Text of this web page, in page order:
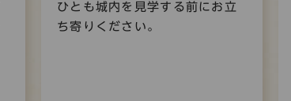
ひとも城内を見学する前にお立
ち寄りください。